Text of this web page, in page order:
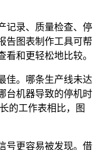
记录、质量检查、停
告图表制作工具可帮
和更轻松地比较。
佳。哪条生产线未达
台机器导致的停机时
的工作表相比，图
号更容易被发现。借